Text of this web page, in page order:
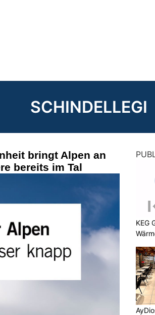
SCHINDELLEGI
bringt Alpen an
bereits im Tal
KEG